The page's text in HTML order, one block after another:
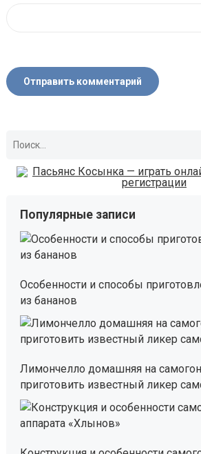
Популярные записи
Особенности и способы
из бананов
Лимончелло домашняя на
приготовить известный ликер